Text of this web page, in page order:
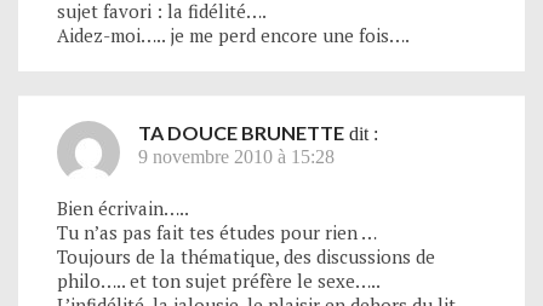
sujet favori : la fidélité….
Aidez-moi….. je me perd encore une fois….
TA DOUCE BRUNETTE dit :
9 novembre 2010 à 15:28
Bien écrivain…..
Tu n’as pas fait tes études pour rien …
Toujours de la thématique, des discussions de
philo….. et ton sujet préfère le sexe…..